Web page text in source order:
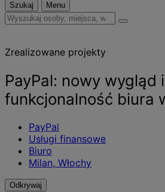
Szukaj Menu
Wyszukaj
wiadomości
informacje
Zrealizowane projekty
PayPal: nowy wygląd
funkcjonalność biura
PayPal
Usługi finansowe
Biuro
Milan, Włochy
Odkrywaj